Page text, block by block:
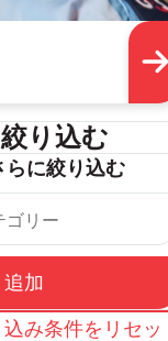
り込む
らに絞り込む
追加
み条件をリセッ